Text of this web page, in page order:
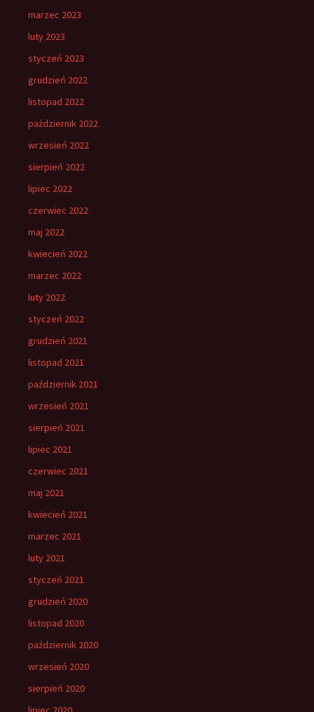
marzec 2023
luty 2023
styczeń 2023
grudzień 2022
listopad 2022
październik 2022
wrzesień 2022
sierpień 2022
lipiec 2022
czerwiec 2022
maj 2022
kwiecień 2022
marzec 2022
luty 2022
styczeń 2022
grudzień 2021
listopad 2021
październik 2021
wrzesień 2021
sierpień 2021
lipiec 2021
czerwiec 2021
maj 2021
kwiecień 2021
marzec 2021
luty 2021
styczeń 2021
grudzień 2020
listopad 2020
październik 2020
wrzesień 2020
sierpień 2020